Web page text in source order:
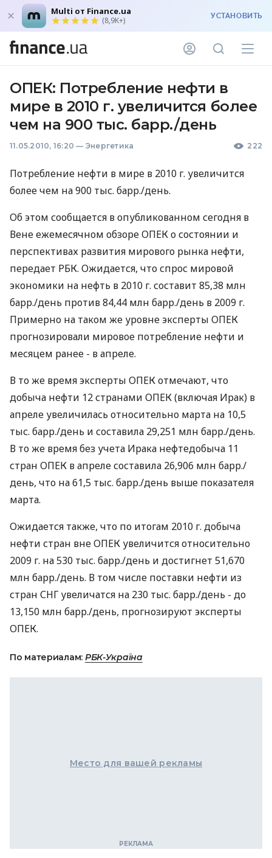
Multi от Finance.ua
(8,9K+) УСТАНОВИТЬ
ОПЕК: Потребление нефти в
мире в 2010 г. увеличится более
чем на 900 тыс. барр./день
11.05.2010, 16:20 — Энергетика 222
Потребление нефти в мире в 2010 г. увеличится
более чем на 900 тыс. барр./день.
Об этом сообщается в опубликованном сегодня в
Вене ежемесячном обзоре ОПЕК о состоянии и
перспективах развития мирового рынка нефти,
передает РБК. Ожидается, что спрос мировой
экономики на нефть в 2010 г. составит 85,38 млн
барр./день против 84,44 млн барр./день в 2009 г.
Примерно на таком же уровне эксперты ОПЕК
прогнозировали мировое потребление нефти и
месяцем ранее - в апреле.
В то же время эксперты ОПЕК отмечают, что
добыча нефти 12 странами ОПЕК (включая Ирак) в
апреле увеличилась относительно марта на 10,5
тыс. барр./день и составила 29,251 млн барр./день.
В то же время без учета Ирака нефтедобыча 11
стран ОПЕК в апреле составила 26,906 млн барр./
день, что на 61,5 тыс. барр./день выше показателя
марта.
Ожидается также, что по итогам 2010 г. добыча
нефти стран вне ОПЕК увеличится относительно
2009 г. на 530 тыс. барр./день и достигнет 51,670
млн барр./день. В том числе поставки нефти из
стран СНГ увеличатся на 230 тыс. барр./день - до
13,150 млн барр./день, прогнозируют эксперты
ОПЕК.
По материалам: РБК-Україна
Место для вашей рекламы